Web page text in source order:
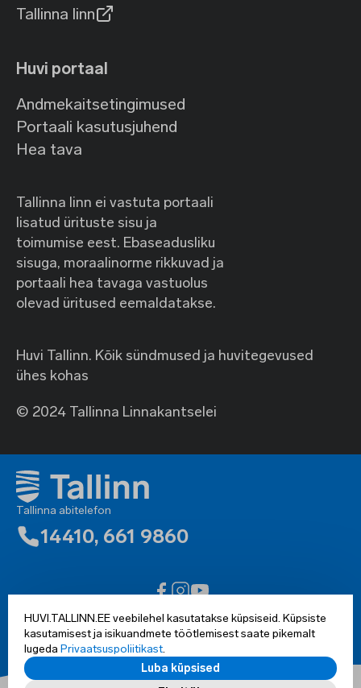
Tallinna linn
Huvi portaal
Andmekaitsetingimused
Portaali kasutusjuhend
Hea tava
Tallinna linn ei vastuta portaali
lisatud ürituste sisu ja
toimumise eest. Ebaseadusliku
sisuga, moraalinorme rikkuvad ja
portaali hea tavaga vastuolus
olevad üritused eemaldatakse.
Huvi Tallinn. Kõik sündmused ja huvitegevused
ühes kohas
© 2024 Tallinna Linnakantselei
Tallinna abitelefon
14410, 661 9860
Kõik õigused kaitsud © 2002-2025 Tallinn
HUVI.TALLINN.EE veebilehel kasutatakse küpsiseid. Küpsiste
kasutamisest ja isikuandmete töötlemisest saate pikemalt
lugeda Privaatsuspoliitikast.
Luba küpsised